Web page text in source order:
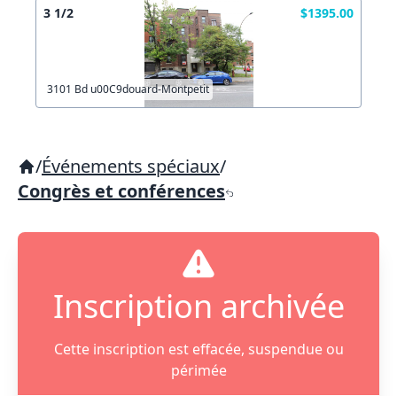
3 1/2 $1395.00
3101 Bd u00C9douard-Montpetit
/Événements spéciaux/
Congrès et conférences
Inscription archivée
Cette inscription est effacée, suspendue ou
périmée